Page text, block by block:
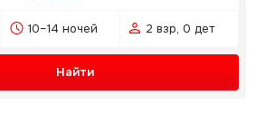
10–14 ночей 2 взр, 0 дет
Найти